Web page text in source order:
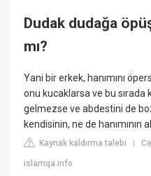
Dudak dudağa
mı?
Yani bir erkek, hanımını
onu kucaklarsa ve bu sırada
gelmezse ve abdestini de
kendisinin, ne de hanımının
Kaynak kaldırma talebi |
islamqa.info